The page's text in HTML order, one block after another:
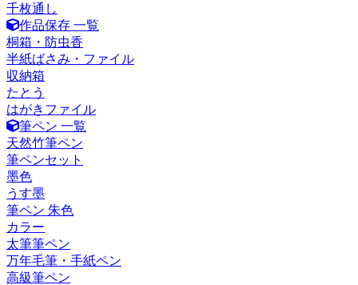
千枚通し
作品保存 一覧
桐箱・防虫香
半紙ばさみ・ファイル
収納箱
たとう
はがきファイル
筆ペン 一覧
天然竹筆ペン
筆ペンセット
墨色
うす墨
筆ペン 朱色
カラー
太筆筆ペン
万年毛筆・手紙ペン
高級筆ペン